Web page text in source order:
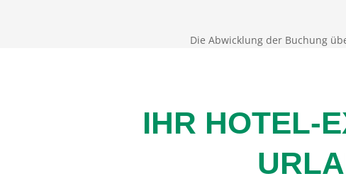
Die Abwicklung der Buchung
IHR HOTEL-